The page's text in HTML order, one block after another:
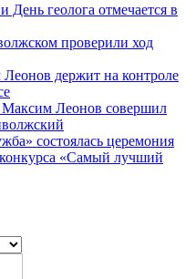
День геолога отмечается в
проверили ход
держит на контроле
Леонов совершил
состоялась церемония
«Самый лучший